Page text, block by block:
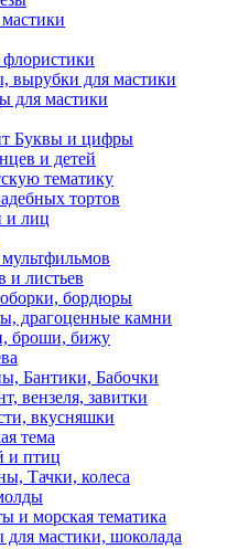
для мастики
для мастики
Буквы и цифры
и детей
тематику
тортов
и лиц
и листьев
бордюры
драгоценные камни
броши, бижу
Бантики, Бабочки
вензеля, завитки
вкусняшки
тема
и птиц
Тачки, колеса
и морская тематика
мастики, шоколада